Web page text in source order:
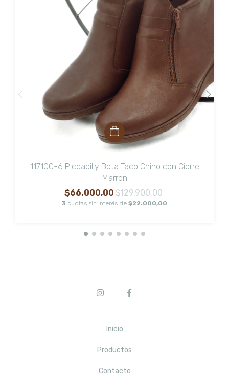
117100-6 Piccadilly Bota Taco Chino con Cierre
Marron
$66.000,00$129.900,00
3 cuotas sin interés de $22.000,00
Inicio
Productos
Contacto